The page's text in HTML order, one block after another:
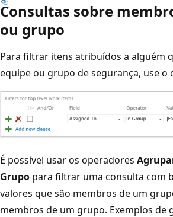
Consultas sobre
ou grupo
Para filtrar itens atribuídos a alguém
equipe ou grupo de segurança, use o
É possível usar os operadores
Grupo para filtrar uma consulta com
valores que são membros de um
membros de um grupo. Exemplos de